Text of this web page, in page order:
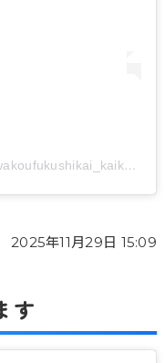
社会福祉法人和光福祉会 海光園(@wakoufukushikai_kaikouen)がシェアした投稿
2025年11月29日 15:09
す